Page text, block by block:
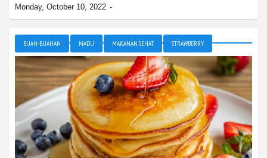
Monday, October 10, 2022
BUAH-BUAHAN MADU MAKANAN SEHAT STRAWBERRY
TIPS SEHAT